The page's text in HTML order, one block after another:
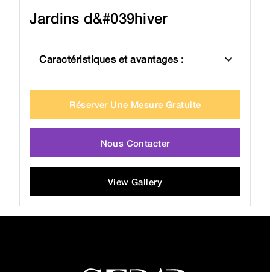
Jardins d&#039hiver
Caractéristiques et avantages:
Réserver Une Mesure Gratuite
Nous Contacter
View Gallery